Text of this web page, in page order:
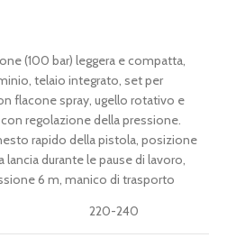
(100 bar) leggera e compatta,
telaio integrato, set per
flacone spray, ugello rotativo e
regolazione della pressione.
rapido della pistola, posizione
lancia durante le pause di lavoro,
6 m, manico di trasporto
220-240